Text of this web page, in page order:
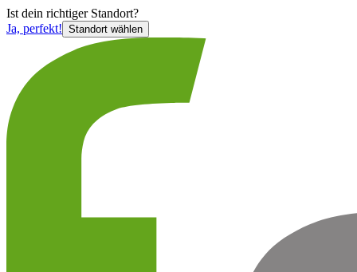
Ist dein richtiger Standort?
Ja, perfekt! Standort wählen